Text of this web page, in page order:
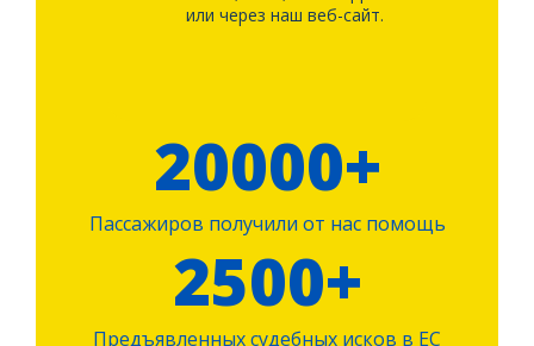
или через наш веб-сайт.
20000+
Пассажиров получили от нас помощь
2500+
Предъявленных судебных исков в ЕС